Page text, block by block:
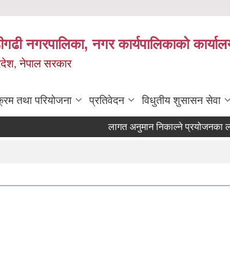
नगरपालिका, नगर कार्यपालिकाको
नेपाल सरकार
तथा परियोजना प्रतिवेदन विधुतीय शुसासन सेवा
लागत अनुमान निकाल्ने प्रयोजनका लागि